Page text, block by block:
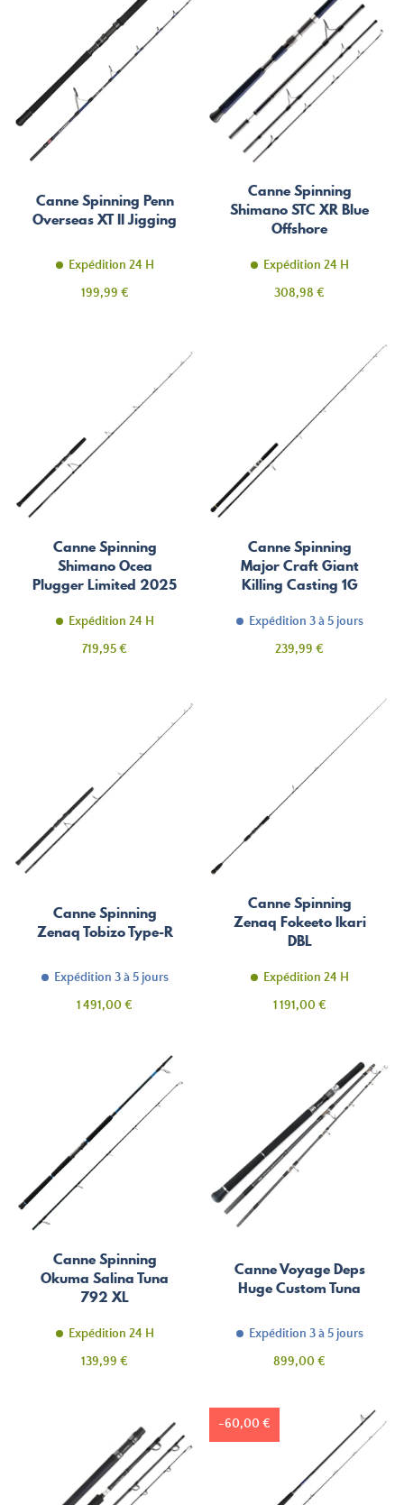
Canne Spinning Penn
Overseas XT II Jigging
Expédition 24 H
Prix
199,99 €
Canne Spinning
Shimano STC XR Blue
Offshore
Expédition 24 H
Prix
308,98 €
Canne Spinning
Shimano Ocea
Plugger Limited 2025
Expédition 24 H
Prix
719,95 €
Canne Spinning
Major Craft Giant
Killing Casting 1G
Expédition 3 à 5 jours
Prix
239,99 €
Canne Spinning
Zenaq Tobizo Type-R
Expédition 3 à 5 jours
Prix
1 491,00 €
Canne Spinning
Zenaq Fokeeto Ikari
DBL
Expédition 24 H
Prix
1 191,00 €
Canne Spinning
Okuma Salina Tuna
792 XL
Expédition 24 H
Prix
139,99 €
Canne Voyage Deps
Huge Custom Tuna
Expédition 3 à 5 jours
Prix
899,00 €
-60,00 €